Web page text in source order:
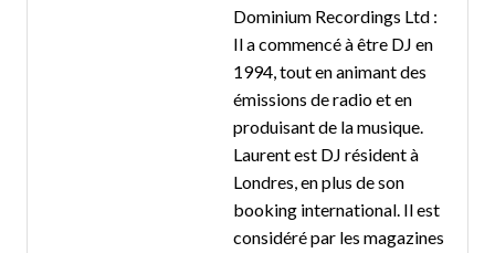
Dominium Recordings Ltd :
Il a commencé à être DJ en
1994, tout en animant des
émissions de radio et en
produisant de la musique.
Laurent est DJ résident à
Londres, en plus de son
booking international. Il est
considéré par les magazines